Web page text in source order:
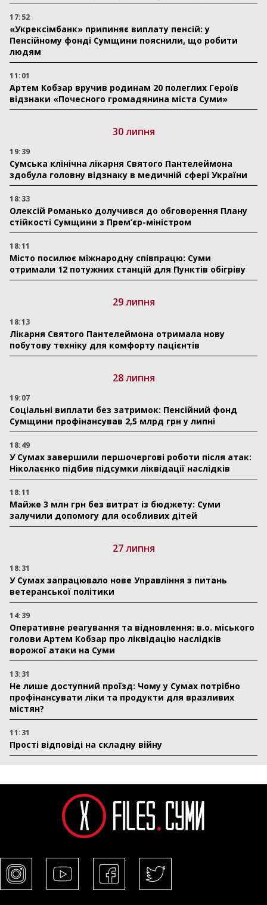
17:52
«Укрексімбанк» припиняє виплату пенсій: у
Пенсійному фонді Сумщини пояснили, що робити
людям
11:01
Артем Кобзар вручив родинам 20 полеглих Героїв
відзнаки «Почесного громадянина міста Суми»
30 липня
19:39
Сумська клінічна лікарня Святого Пантелеймона
здобула головну відзнаку в медичній сфері України
18:33
Олексій Романько долучився до обговорення Плану
стійкості Сумщини з Прем’єр-міністром
18:11
Місто посилює міжнародну співпрацю: Суми
отримали 12 потужних станцій для Пунктів обігріву
29 липня
18:13
Лікарня Святого Пантелеймона отримала нову
побутову техніку для комфорту пацієнтів
28 липня
19:07
Соціальні виплати без затримок: Пенсійний фонд
Сумщини профінансував 2,5 млрд грн у липні
18:49
У Сумах завершили першочергові роботи після атак:
Ніколаєнко підбив підсумки ліквідації наслідків
18:11
Майже 3 млн грн без витрат із бюджету: Суми
залучили допомогу для особливих дітей
27 липня
18:31
У Сумах запрацювало нове Управління з питань
ветеранської політики
14:39
Оперативне реагування та відновлення: в.о. міського
голови Артем Кобзар про ліквідацію наслідків
ворожої атаки на Суми
13:31
Не лише доступний проїзд: Чому у Сумах потрібно
профінансувати ліки та продукти для вразливих
містян?
11:31
Прості відповіді на складну війну